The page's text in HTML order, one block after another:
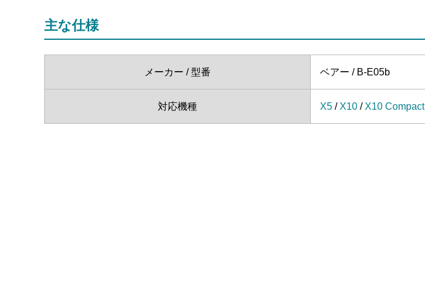
主な仕様
メーカー / 型番 ベアー / B-E05b
対応機種 X5 / X10 / X10 Compact